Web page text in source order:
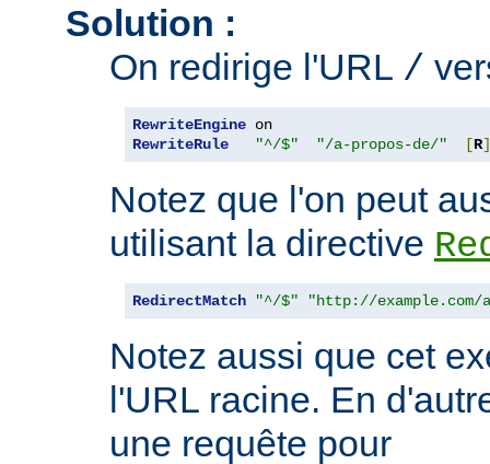
Solution :
On redirige l'URL /
RewriteEngine
RewriteRule
"^/$" "/a-propos-de/" [R]
Notez que l'on peut
utilisant la directive
RedirectMatch "^/$" "http://example.com/
Notez aussi que cet
l'URL racine. En
une requête pour